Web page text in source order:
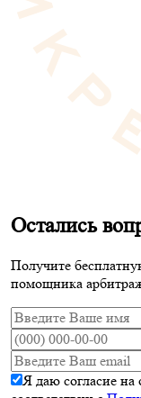
Остались
Получите
помощника
Я даю согласие на